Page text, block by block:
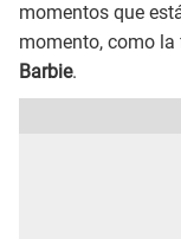
momentos que
momento, como la
Barbie.